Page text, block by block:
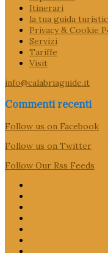
Itinerari
la tua guida
Privacy & Cookie
Servizi
Tariffe
Visit
info@calabriaguide.it
Commenti recenti
Follow us on Facebook
Follow us on Twitter
Follow Our Rss Feeds